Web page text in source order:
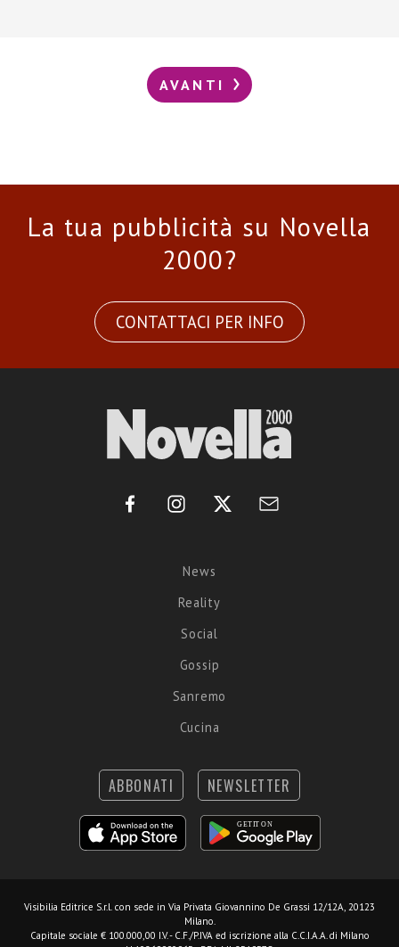
AVANTI
La tua pubblicità su Novella
2000?
CONTATTACI PER INFO
News
Reality
Social
Gossip
Sanremo
Cucina
ABBONATI NEWSLETTER
Visibilia Editrice S.r.l. con sede in Via Privata Giovannino De Grassi 12/12A, 20123
Milano.
Capitale sociale € 100.000,00 I.V. - C.F./P.IVA ed iscrizione alla C.C.I.A.A. di Milano